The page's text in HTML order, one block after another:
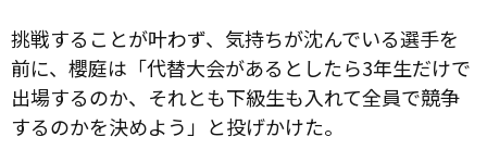
挑戦することが叶わず、気持ちが沈んでいる選手を
前に、櫻庭は「代替大会があるとしたら3年生だけで
出場するのか、それとも下級生も入れて全員で競争
するのかを決めよう」と投げかけた。